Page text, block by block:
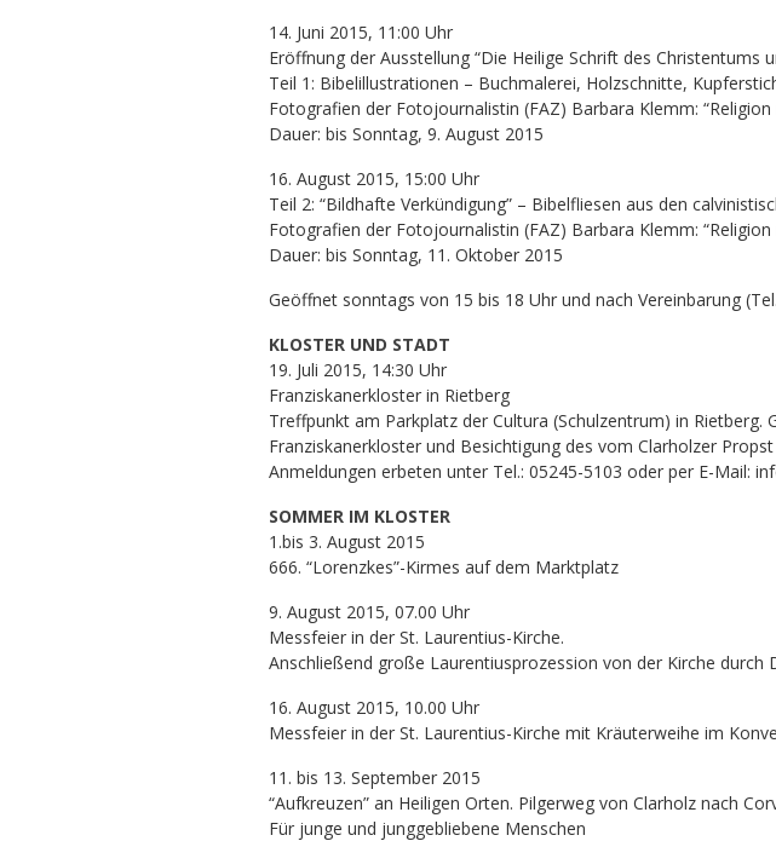
14. Juni 2015, 11:00 Uhr
Eröffnung der Ausstellung “Die Heilige Schrift des Christentums
Teil 1: Bibelillustrationen – Buchmalerei, Holzschnitte,
Fotografien der Fotojournalistin (FAZ) Barbara Klemm: “Religion
Dauer: bis Sonntag, 9. August 2015
16. August 2015, 15:00 Uhr
Teil 2: “Bildhafte Verkündigung” – Bibelfliesen aus den
Fotografien der Fotojournalistin (FAZ) Barbara Klemm: “Religion
Dauer: bis Sonntag, 11. Oktober 2015
Geöffnet sonntags von 15 bis 18 Uhr und nach Vereinbarung
KLOSTER UND STADT
19. Juli 2015, 14:30 Uhr
Franziskanerkloster in Rietberg
Treffpunkt am Parkplatz der Cultura (Schulzentrum) in
Franziskanerkloster und Besichtigung des vom Clarholzer
Anmeldungen erbeten unter Tel.: 05245-5103 oder per E-Mail:
SOMMER IM KLOSTER
1.bis 3. August 2015
666. “Lorenzkes”-Kirmes auf dem Marktplatz
9. August 2015, 07.00 Uhr
Messfeier in der St. Laurentius-Kirche.
Anschließend große Laurentiusprozession von der Kirche durch
16. August 2015, 10.00 Uhr
Messfeier in der St. Laurentius-Kirche mit Kräuterweihe im
11. bis 13. September 2015
“Aufkreuzen” an Heiligen Orten. Pilgerweg von Clarholz nach
Für junge und junggebliebene Menschen